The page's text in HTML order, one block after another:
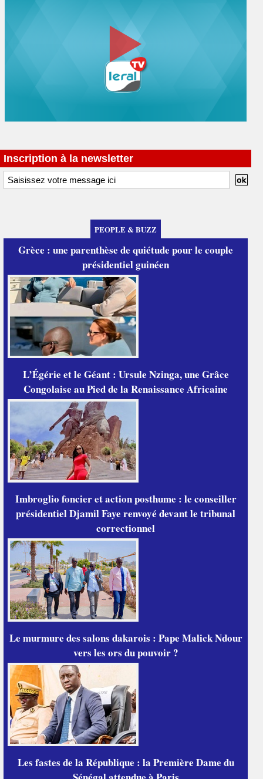
Inscription à la newsletter
PEOPLE & BUZZ
Grèce : une parenthèse de quiétude pour le couple
présidentiel guinéen
L’Égérie et le Géant : Ursule Nzinga, une Grâce
Congolaise au Pied de la Renaissance Africaine
Imbroglio foncier et action posthume : le conseiller
présidentiel Djamil Faye renvoyé devant le tribunal
correctionnel
Le murmure des salons dakarois : Pape Malick Ndour
vers les ors du pouvoir ?
Les fastes de la République : la Première Dame du